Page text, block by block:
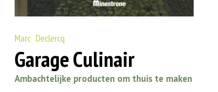
Marc Declercq
Garage Culinair
Ambachtelijke producten om thuis te maken